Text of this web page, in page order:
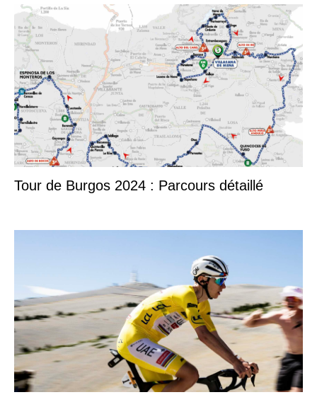
Tour de Burgos 2024 : Parcours détaillé